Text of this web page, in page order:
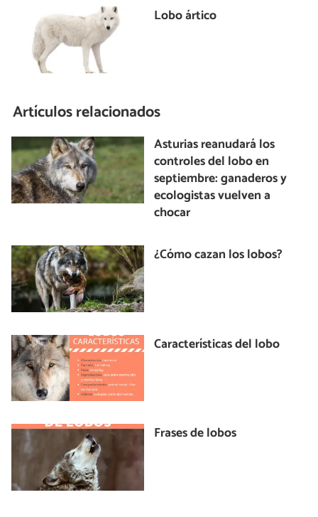
Lobo ártico
Artículos relacionados
Asturias reanudará los
controles del lobo en
septiembre: ganaderos y
ecologistas vuelven a
chocar
¿Cómo cazan los lobos?
Características del lobo
Frases de lobos